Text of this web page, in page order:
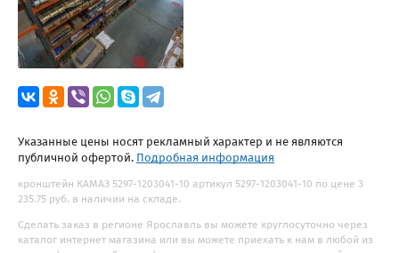
Указанные цены носят рекламный характер и не являются
публичной офертой. Подробная информация
кронштейн КАМАЗ 5297-1203041-10 артикул 5297-1203041-10 по цене 3
235.75 руб. в наличии на складе.
Сделать заказ в регионе Ярославль вы можете круглосуточно через
каталог интернет магазина или вы можете приехать к нам в любой из